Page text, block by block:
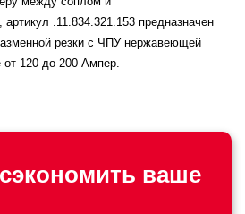
.11.834.321.153 предназначен
резки с ЧПУ нержавеющей
от 120 до 200 Ампер.
ваше